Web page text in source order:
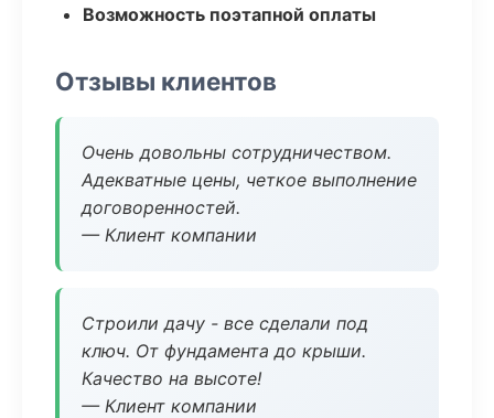
Возможность поэтапной оплаты
Отзывы клиентов
Очень довольны сотрудничеством.
Адекватные цены, четкое выполнение
договоренностей.
— Клиент компании
Строили дачу - все сделали под
ключ. От фундамента до крыши.
Качество на высоте!
— Клиент компании